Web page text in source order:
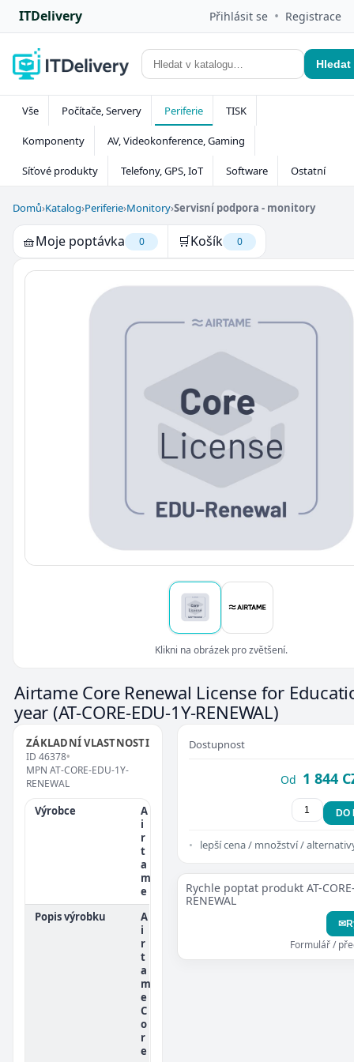
ITDelivery Přihlásit se • Registrace
Hledat
Vše Počítače, Servery Periferie TISK
Komponenty AV, Videokonference, Gaming
Síťové produkty Telefony, GPS, IoT Software Ostatní
Domů›Katalog›Periferie›Monitory›Servisní podpora - monitory
🧺Moje poptávka 0 🛒Košík 0
Klikni na obrázek pro zvětšení.
Airtame Core Renewal License for
year (AT-CORE-EDU-1Y-RENEWAL)
ZÁKLADNÍ VLASTNOSTI
ID 46378•
MPN AT-CORE-EDU-1Y-
RENEWAL
Výrobce
A
i
r
t
a
m
e
Popis výrobku
A
i
r
t
a
m
e
C
o
r
e
Dostupnost
Od 1 844
DO
lepší cena / množství /
Rychle poptat produkt AT-
RENEWAL
✉
Formulář /